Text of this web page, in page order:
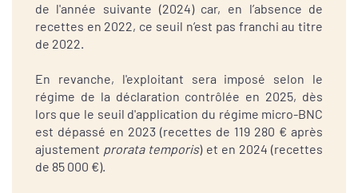
de l'année suivante (2024) car, en l’absence de
recettes en 2022, ce seuil n’est pas franchi au titre
de 2022.
En revanche, l'exploitant sera imposé selon le
régime de la déclaration contrôlée en 2025, dès
lors que le seuil d'application du régime micro-BNC
est dépassé en 2023 (recettes de 119 280 € après
ajustement prorata temporis) et en 2024 (recettes
de 85 000 €).